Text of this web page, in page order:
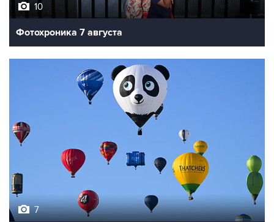
10
Фотохроника 7 августа
7